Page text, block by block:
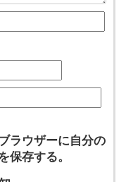
ラウザーに自分の
保存する。